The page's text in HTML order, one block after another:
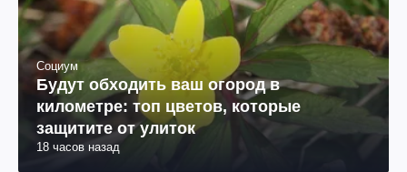
Социум
Будут обходить ваш огород в
километре: топ цветов, которые
защитите от улиток
18 часов назад